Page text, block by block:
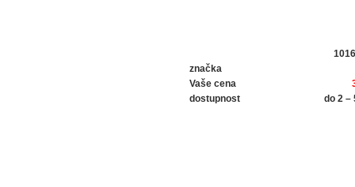
značka
Vaše cena
dostupnost
do 2 –